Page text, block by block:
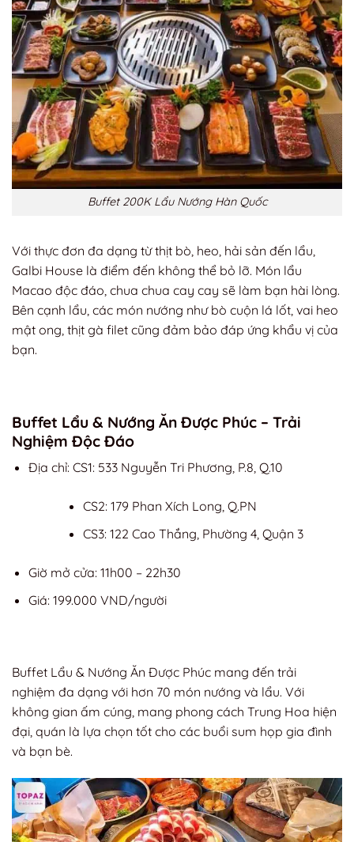
Buffet 200K Lẩu Nướng Hàn Quốc
Với thực đơn đa dạng từ thịt bò, heo, hải sản đến lẩu,
Galbi House là điểm đến không thể bỏ lỡ. Món lẩu
Macao độc đáo, chua chua cay cay sẽ làm bạn hài lòng.
Bên cạnh lẩu, các món nướng như bò cuộn lá lốt, vai heo
mật ong, thịt gà filet cũng đảm bảo đáp ứng khẩu vị của
bạn.
Buffet Lẩu & Nướng Ăn Được Phúc – Trải
Nghiệm Độc Đáo
Địa chỉ: CS1: 533 Nguyễn Tri Phương, P.8, Q.10
CS2: 179 Phan Xích Long, Q.PN
CS3: 122 Cao Thắng, Phường 4, Quận 3
Giờ mở cửa: 11h00 – 22h30
Giá: 199.000 VND/người
Buffet Lẩu & Nướng Ăn Được Phúc mang đến trải
nghiệm đa dạng với hơn 70 món nướng và lẩu. Với
không gian ấm cúng, mang phong cách Trung Hoa hiện
đại, quán là lựa chọn tốt cho các buổi sum họp gia đình
và bạn bè.